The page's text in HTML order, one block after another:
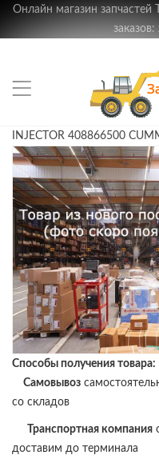
Онлайн магазин
INJECTOR 408866500
Способы получения товара:
Самовывоз
со складов
Транспортная компания
доставим до терминала